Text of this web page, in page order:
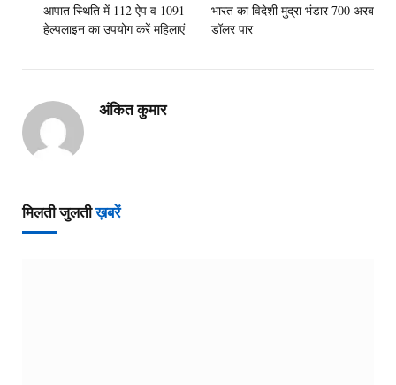
आपात स्थिति में 112 ऐप व 1091
हेल्पलाइन का उपयोग करें महिलाएं
भारत का विदेशी मुद्रा भंडार 700 अरब
डॉलर पार
अंकित कुमार
मिलती जुलतीख़बरें